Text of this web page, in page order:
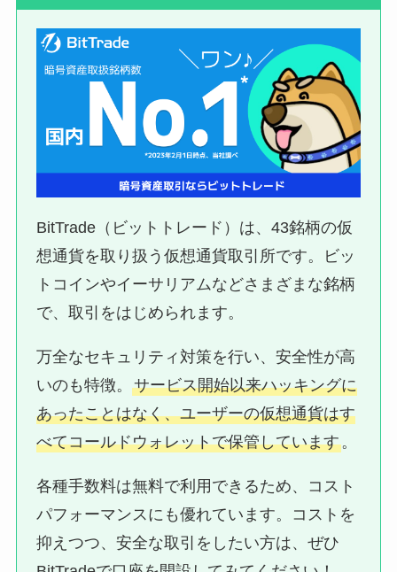
BitTrade（ビットトレード）は、43銘柄の仮
想通貨を取り扱う仮想通貨取引所です。ビッ
トコインやイーサリアムなどさまざまな銘柄
で、取引をはじめられます。
万全なセキュリティ対策を行い、安全性が高
いのも特徴。サービス開始以来ハッキングに
あったことはなく、ユーザーの仮想通貨はす
べてコールドウォレットで保管しています。
各種手数料は無料で利用できるため、コスト
パフォーマンスにも優れています。コストを
抑えつつ、安全な取引をしたい方は、ぜひ